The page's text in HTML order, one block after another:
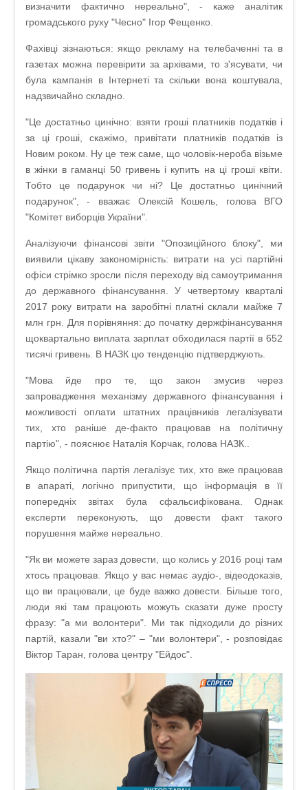
визначити фактично нереально", - каже аналітик
громадського руху "Чесно" Ігор Фещенко.
Фахівці зізнаються: якщо рекламу на телебаченні та в
газетах можна перевірити за архівами, то з'ясувати, чи
була кампанія в Інтернеті та скільки вона коштувала,
надзвичайно складно.
"Це достатньо цинічно: взяти гроші платників податків і
за ці гроші, скажімо, привітати платників податків із
Новим роком. Ну це теж саме, що чоловік-нероба візьме
в жінки в гаманці 50 гривень і купить на ці гроші квіти.
Тобто це подарунок чи ні? Це достатньо цинічний
подарунок", - вважає Олексій Кошель, голова ВГО
"Комітет виборців України".
Аналізуючи фінансові звіти "Опозиційного блоку", ми
виявили цікаву закономірність: витрати на усі партійні
офіси стрімко зросли після переходу від самоутримання
до державного фінансування. У четвертому кварталі
2017 року витрати на заробітні платні склали майже 7
млн грн. Для порівняння: до початку держфінансування
щоквартально виплата зарплат обходилася партії в 652
тисячі гривень. В НАЗК цю тенденцію підтверджують.
"Мова йде про те, що закон змусив через
запровадження механізму державного фінансування і
можливості оплати штатних працівників легалізувати
тих, хто раніше де-факто працював на політичну
партію", - пояснює Наталія Корчак, голова НАЗК..
Якщо політична партія легалізує тих, хто вже працював
в апараті, логічно припустити, що інформація в її
попередніх звітах була сфальсифікована. Однак
експерти переконують, що довести факт такого
порушення майже нереально.
"Як ви можете зараз довести, що колись у 2016 році там
хтось працював. Якщо у вас немає аудіо-, відеодоказів,
що ви працювали, це буде важко довести. Більше того,
люди які там працюють можуть сказати дуже просту
фразу: "а ми волонтери". Ми так підходили до різних
партій, казали "ви хто?" – "ми волонтери", - розповідає
Віктор Таран, голова центру "Ейдос".